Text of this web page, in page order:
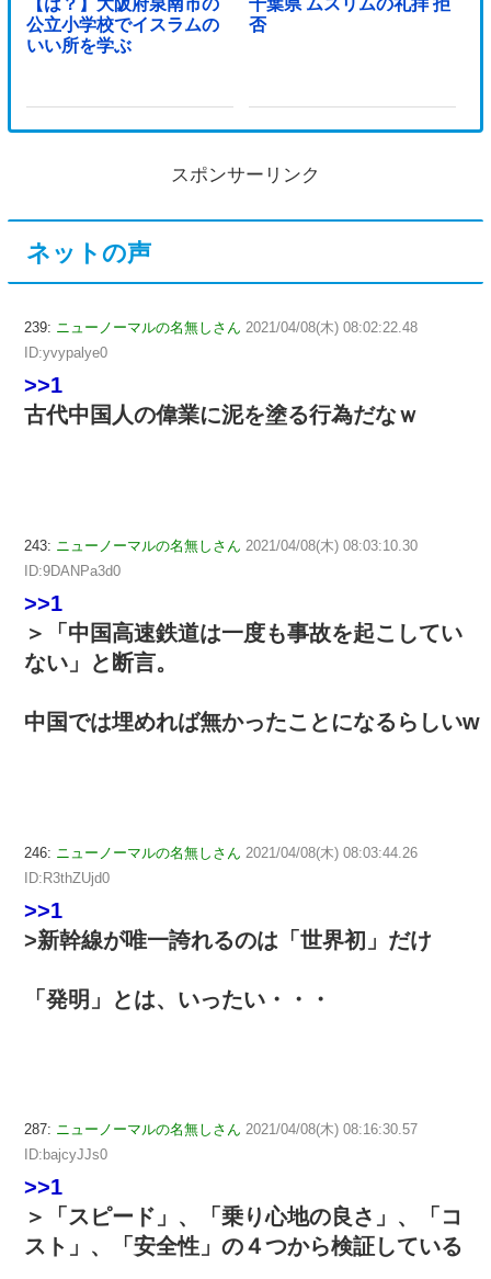
公立小学校でイスラムの
いい所を学ぶ
否
スポンサーリンク
ネットの声
239: ニューノーマルの名無しさん 2021/04/08(木) 08:02:22.48
ID:yvypalye0
>>1
古代中国人の偉業に泥を塗る行為だなｗ
243: ニューノーマルの名無しさん 2021/04/08(木) 08:03:10.30
ID:9DANPa3d0
>>1
＞「中国高速鉄道は一度も事故を起こしてい
ない」と断言。
中国では埋めれば無かったことになるらしいw
246: ニューノーマルの名無しさん 2021/04/08(木) 08:03:44.26
ID:R3thZUjd0
>>1
>新幹線が唯一誇れるのは「世界初」だけ
「発明」とは、いったい・・・
287: ニューノーマルの名無しさん 2021/04/08(木) 08:16:30.57
ID:bajcyJJs0
>>1
＞「スピード」、「乗り心地の良さ」、「コ
スト」、「安全性」の４つから検証している